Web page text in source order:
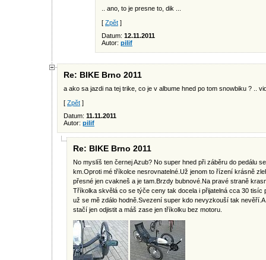
.. ano, to je presne to, dik ...
[ Zpět ]
Datum: 12.11.2011
Autor: pilif
Re: BIKE Brno 2011
a ako sa jazdi na tej trike, co je v albume hned po tom snowbiku ? ..
[ Zpět ]
Datum: 11.11.2011
Autor: pilif
Re: BIKE Brno 2011
No myslíš ten černej Azub? No super hned při záběru do pedálu
km.Oproti mé tříkolce nesrovnatelné.Už jenom to řízení krásně
přesné jen cvakneš a je tam.Brzdy bubnové.Na pravé straně
Tříkolka skvělá co se týče ceny tak docela i přijatelná cca 30 tisíc
už se mě zdálo hodně.Svezení super kdo nevyzkouší tak
stačí jen odjistit a máš zase jen tříkolku bez motoru.